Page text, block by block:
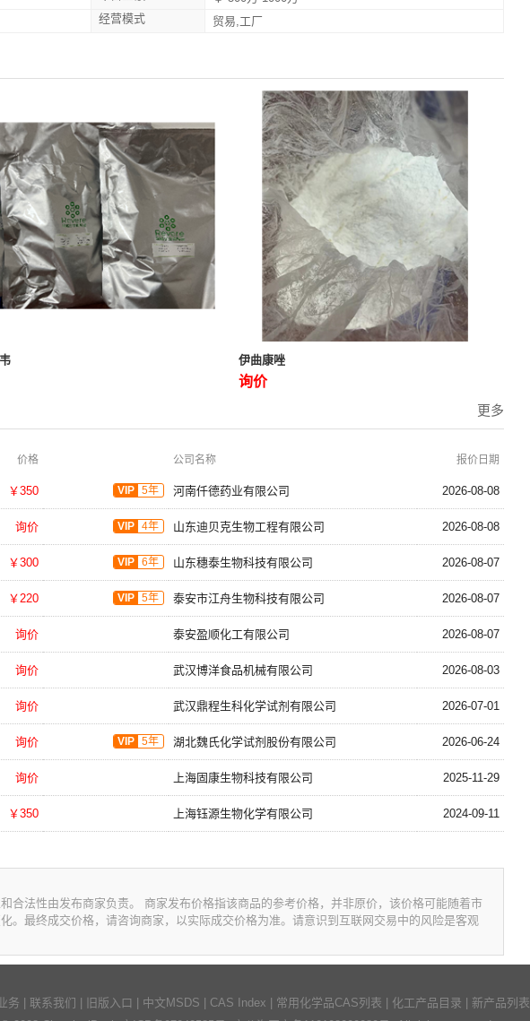
经营模式 贸易,工厂
伊曲康唑
询价
更多
价格 公司名称 报价日期
￥350 VIP 5年 河南仟德药业有限公司 2026-08-08
询价 VIP 4年 山东迪贝克生物工程有限公司 2026-08-08
￥300 VIP 6年 山东穗泰生物科技有限公司 2026-08-07
￥220 VIP 5年 泰安市江舟生物科技有限公司 2026-08-07
询价 泰安盈顺化工有限公司 2026-08-07
询价 武汉博洋食品机械有限公司 2026-08-03
询价 武汉鼎程生科化学试剂有限公司 2026-07-01
询价 VIP 5年 湖北魏氏化学试剂股份有限公司 2026-06-24
询价 上海固康生物科技有限公司 2025-11-29
￥350 上海钰源生物化学有限公司 2024-09-11
合法性由发布商家负责。 商家发布价格指该商品的参考价格，并非原价，该价格可能随着市
。最终成交价格，请咨询商家，以实际成交价格为准。请意识到互联网交易中的风险是客观
务 联系我们 旧版入口 中文MSDS CAS Index 常用化学品CAS列表 化工产品目录 新产品列表